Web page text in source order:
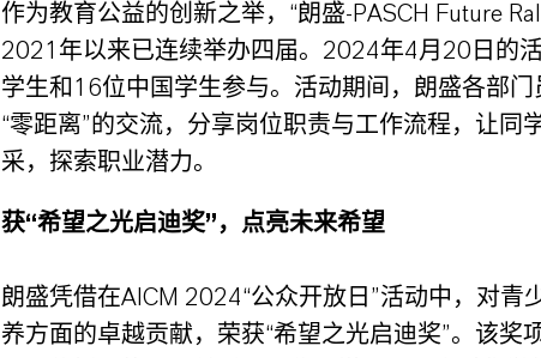
作为教育公益的创新之举，“朗盛-PASCH Future
2021年以来已连续举办四届。2024年4月20日的
学生和16位中国学生参与。活动期间，朗盛各部门
“零距离”的交流，分享岗位职责与工作流程，让同
采，探索职业潜力。
获“希望之光启迪奖”，点亮未来希望
朗盛凭借在AICM 2024“公众开放日”活动中，对青
养方面的卓越贡献，荣获“希望之光启迪奖”。该奖